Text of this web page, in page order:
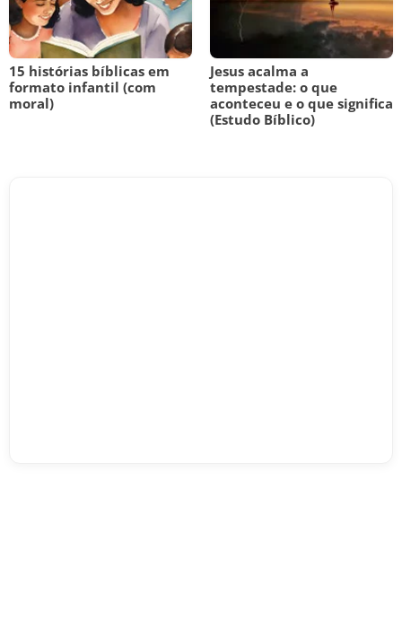
15 histórias bíblicas em
formato infantil (com
moral)
Jesus acalma a
tempestade: o que
aconteceu e o que significa
(Estudo Bíblico)